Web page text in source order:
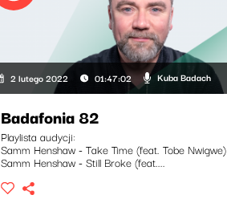
2 lutego 2022 01:47:02 Kuba Badach
Badafonia 82
Playlista audycji:
Samm Henshaw - Take Time (feat. Tobe Nwigwe)
Samm Henshaw - Still Broke (feat....